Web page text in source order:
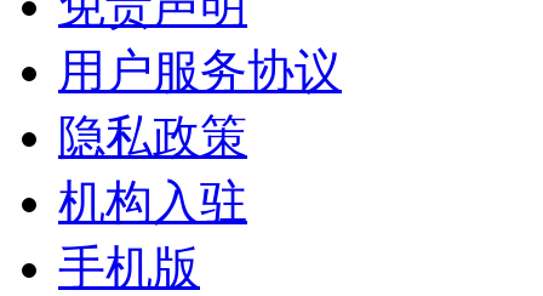
用户服务协议
隐私政策
机构入驻
手机版